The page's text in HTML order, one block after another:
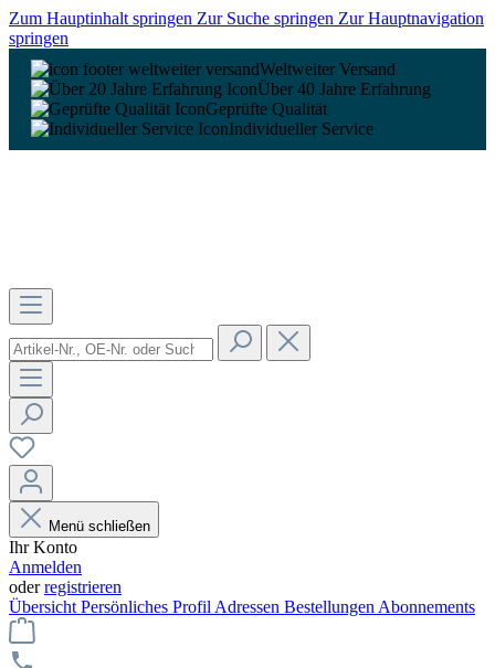
Zum Hauptinhalt springen Zur Suche springen Zur Hauptnavigation
springen
Weltweiter Versand
Über 40 Jahre Erfahrung
Geprüfte Qualität
Individueller Service
Menü schließen
Ihr Konto
Anmelden
oderregistrieren
Übersicht Persönliches Profil Adressen Bestellungen Abonnements